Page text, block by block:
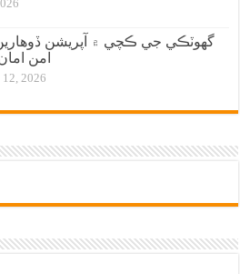
گهوٽڪي جي ڪچي ۾ آپريشن
امن
12, 2026